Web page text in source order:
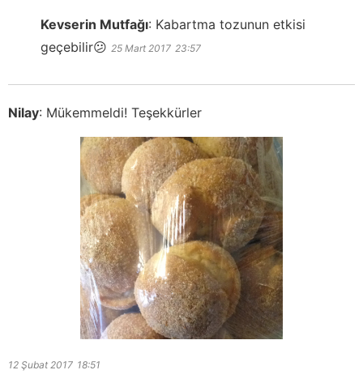
Kevserin Mutfağı: Kabartma tozunun etkisi
geçebilir😕 25 Mart 2017 23:57
Nilay: Mükemmeldi! Teşekkürler
12 Şubat 2017 18:51